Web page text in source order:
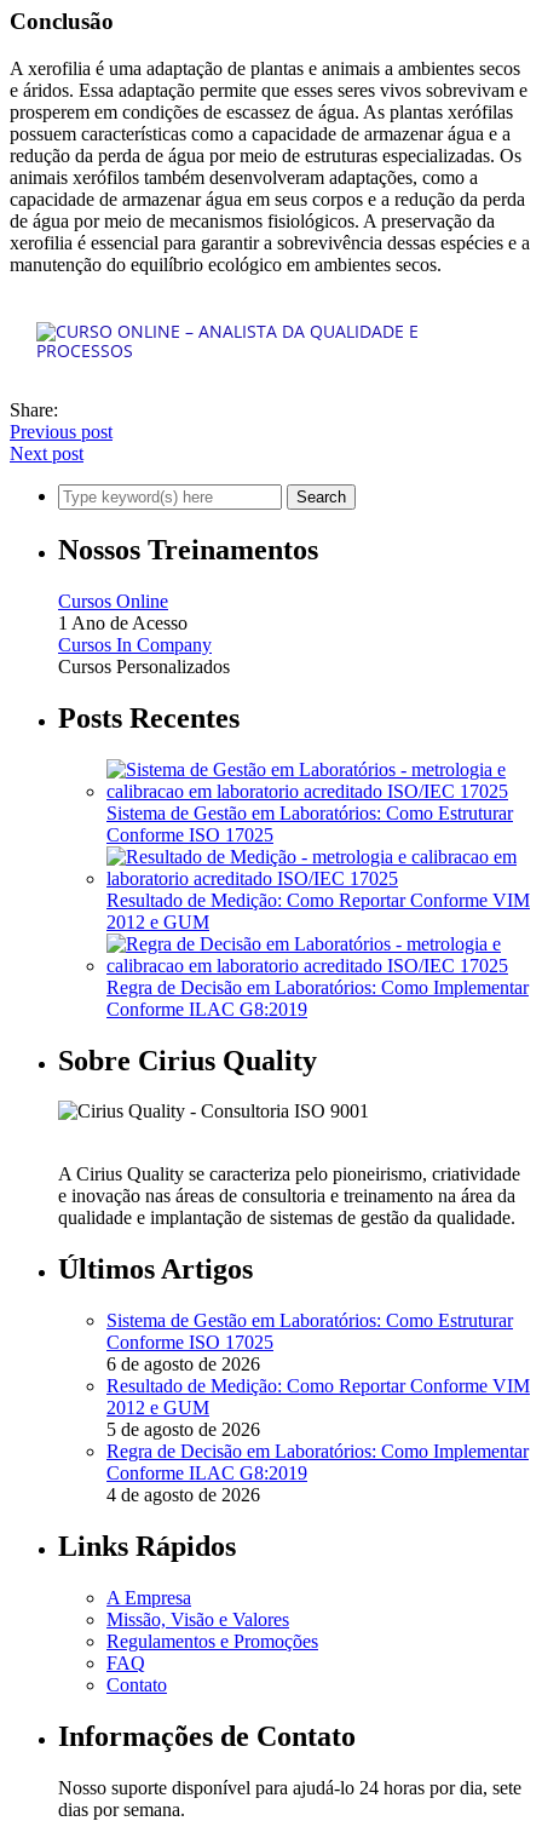
Conclusão
A xerofilia é uma adaptação de plantas e animais a ambientes secos
e áridos. Essa adaptação permite que esses seres vivos sobrevivam e
prosperem em condições de escassez de água. As plantas xerófilas
possuem características como a capacidade de armazenar água e a
redução da perda de água por meio de estruturas especializadas. Os
animais xerófilos também desenvolveram adaptações, como a
capacidade de armazenar água em seus corpos e a redução da perda
de água por meio de mecanismos fisiológicos. A preservação da
xerofilia é essencial para garantir a sobrevivência dessas espécies e a
manutenção do equilíbrio ecológico em ambientes secos.
Share:
Previous post
Next post
Nossos Treinamentos
Cursos Online
1 Ano de Acesso
Cursos In Company
Cursos Personalizados
Posts Recentes
Sistema de Gestão em Laboratórios: Como Estruturar
Conforme ISO 17025
Resultado de Medição: Como Reportar Conforme VIM
2012 e GUM
Regra de Decisão em Laboratórios: Como Implementar
Conforme ILAC G8:2019
Sobre Cirius Quality
A Cirius Quality se caracteriza pelo pioneirismo, criatividade
e inovação nas áreas de consultoria e treinamento na área da
qualidade e implantação de sistemas de gestão da qualidade.
Últimos Artigos
Sistema de Gestão em Laboratórios: Como Estruturar
Conforme ISO 17025
6 de agosto de 2026
Resultado de Medição: Como Reportar Conforme VIM
2012 e GUM
5 de agosto de 2026
Regra de Decisão em Laboratórios: Como Implementar
Conforme ILAC G8:2019
4 de agosto de 2026
Links Rápidos
A Empresa
Missão, Visão e Valores
Regulamentos e Promoções
FAQ
Contato
Informações de Contato
Nosso suporte disponível para ajudá-lo 24 horas por dia, sete
dias por semana.